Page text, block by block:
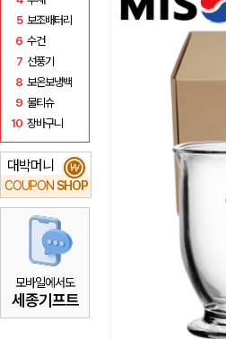
5 보조배터리
6 수건
7 선풍기
8 보온보냉백
9 물티슈
10 장바구니
대박머니
COUPON SHOP
₩
모바일에서도
세종기프트